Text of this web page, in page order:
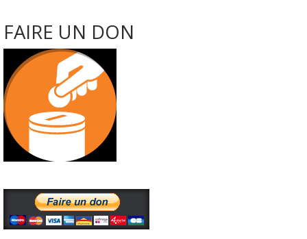
FAIRE UN DON